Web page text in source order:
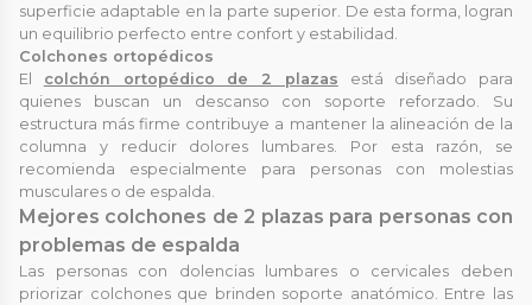
superficie adaptable en la parte superior. De esta forma, logran
un equilibrio perfecto entre confort y estabilidad.
Colchones ortopédicos
El colchón ortopédico de 2 plazas está diseñado para
quienes buscan un descanso con soporte reforzado. Su
estructura más firme contribuye a mantener la alineación de la
columna y reducir dolores lumbares. Por esta razón, se
recomienda especialmente para personas con molestias
musculares o de espalda.
Mejores colchones de 2 plazas para personas con
problemas de espalda
Las personas con dolencias lumbares o cervicales deben
priorizar colchones que brinden soporte anatómico. Entre las